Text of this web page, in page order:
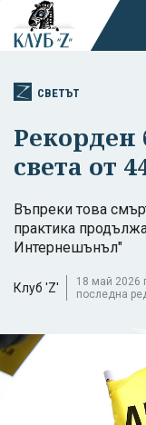
СВЕТЪТ
Рекорден
света от
Въпреки това
практика
Интернешънъл"
Клуб 'Z'
18 май 2026
последна